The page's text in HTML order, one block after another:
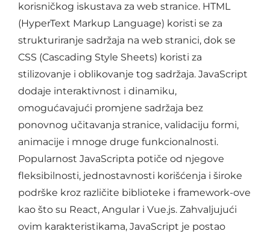
korisničkog iskustava za web stranice. HTML
(HyperText Markup Language) koristi se za
strukturiranje sadržaja na web stranici, dok se
CSS (Cascading Style Sheets) koristi za
stilizovanje i oblikovanje tog sadržaja. JavaScript
dodaje interaktivnost i dinamiku,
omogućavajući promjene sadržaja bez
ponovnog učitavanja stranice, validaciju formi,
animacije i mnoge druge funkcionalnosti.
Popularnost JavaScripta potiče od njegove
fleksibilnosti, jednostavnosti korišćenja i široke
podrške kroz različite biblioteke i framework-ove
kao što su React, Angular i Vue.js. Zahvaljujući
ovim karakteristikama, JavaScript je postao